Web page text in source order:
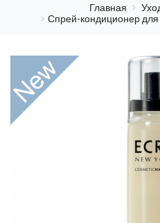
Главная
Спрей-кондиционер